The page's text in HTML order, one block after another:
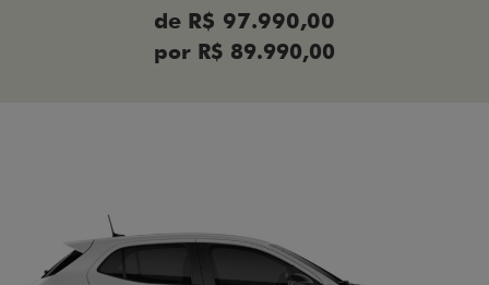
de R$ 97.990,00
por R$ 89.990,00